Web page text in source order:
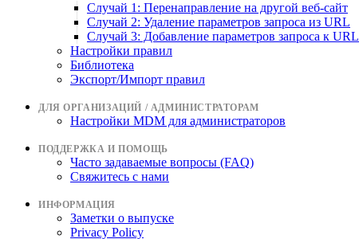
Случай 1: Перенаправление на другой веб-сайт
Случай 2: Удаление параметров запроса из URL
Случай 3: Добавление параметров запроса к URL
Настройки правил
Библиотека
Экспорт/Импорт правил
ДЛЯ ОРГАНИЗАЦИЙ / АДМИНИСТРАТОРАМ
Настройки MDM для администраторов
ПОДДЕРЖКА И ПОМОЩЬ
Часто задаваемые вопросы (FAQ)
Свяжитесь с нами
ИНФОРМАЦИЯ
Заметки о выпуске
Privacy Policy